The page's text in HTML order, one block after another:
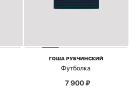
ГОША РУБЧИНСКИЙ
Футболка
7 900₽